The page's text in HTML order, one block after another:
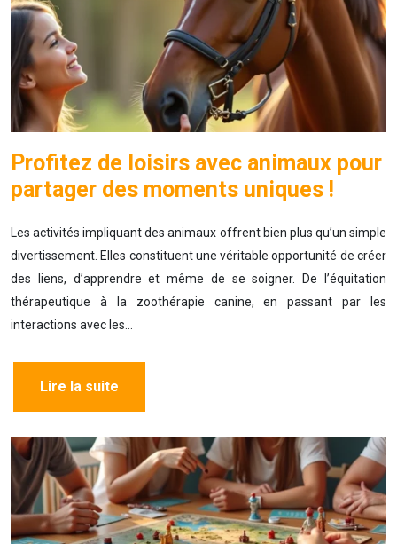
Profitez de loisirs avec animaux pour
partager des moments uniques !
Les activités impliquant des animaux offrent bien plus qu’un simple
divertissement. Elles constituent une véritable opportunité de créer
des liens, d’apprendre et même de se soigner. De l’équitation
thérapeutique à la zoothérapie canine, en passant par les
interactions avec les…
Lire la suite